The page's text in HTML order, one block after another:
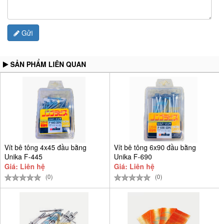
Gửi
SẢN PHẨM LIÊN QUAN
Vít bê tông 4x45 đầu bằng
Unika F-445
Giá: Liên hệ
(0)
Vít bê tông 6x90 đầu bằng
Unika F-690
Giá: Liên hệ
(0)